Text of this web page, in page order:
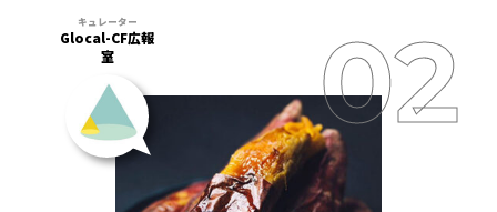
Glocal-CF広報
室